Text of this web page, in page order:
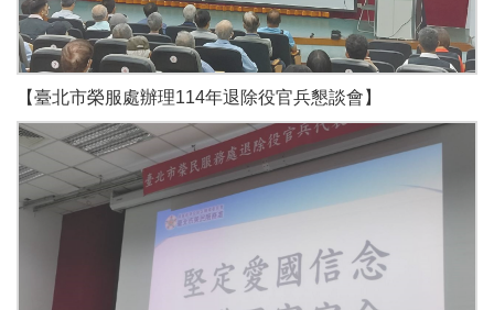
【臺北市榮服處辦理114年退除役官兵懇談會】